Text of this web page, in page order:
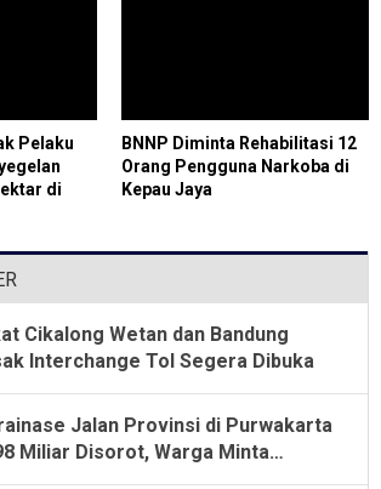
Pelaku
di
BNNP Diminta Rehabilitasi 12
Orang Pengguna Narkoba di
Kepau Jaya
Cikalong Wetan dan Bandung
Interchange Tol Segera Dibuka
Jalan Provinsi di Purwakarta
Miliar Disorot, Warga Minta